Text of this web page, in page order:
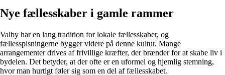
Nye fællesskaber i gamle rammer
Valby har en lang tradition for lokale fællesskaber, og
fællesspisningerne bygger videre på denne kultur. Mange
arrangementer drives af frivillige kræfter, der brænder for at skabe liv i
bydelen. Det betyder, at der ofte er en uformel og hjemlig stemning,
hvor man hurtigt føler sig som en del af fællesskabet.